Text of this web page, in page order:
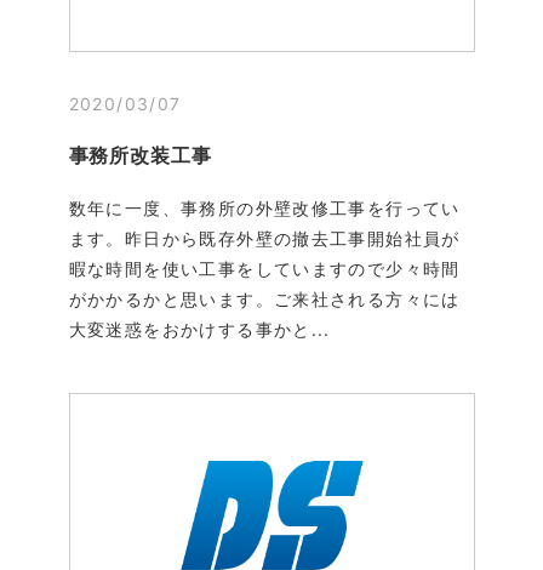
2020/03/07
事務所改装工事
数年に一度、事務所の外壁改修工事を行ってい
ます。昨日から既存外壁の撤去工事開始社員が
暇な時間を使い工事をしていますので少々時間
がかかるかと思います。ご来社される方々には
大変迷惑をおかけする事かと...